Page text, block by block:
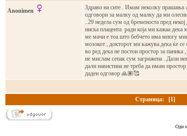
Anonimen
Здраво на сите . Имам неколку прашања
одговори за малку од малку да ми
..29 недела сум од бременоста пред
ниска плацента ради која ми кажаа
ме мачи е тоа што бебчето има многу
мозокот , докторот ми кажува дека ќе се
во ред дека не постои простор за паника
не мислам сепак сум загрижена ..Дали
дали навистина не треба да имам
даден одговор 🙏🏽🥰
Страница: [1]
Оди